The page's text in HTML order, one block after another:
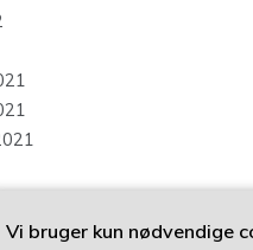
Vi bruger kun nødvendige